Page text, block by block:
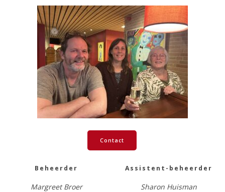
Contact
Beheerder
Margreet Broer
Assistent-beheerder
Sharon Huisman